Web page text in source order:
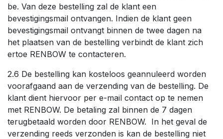
be. Van deze bestelling zal de klant een
bevestigingsmail ontvangen. Indien de klant geen
bevestigingsmail ontvangt binnen de twee dagen na
het plaatsen van de bestelling verbindt de klant zich
ertoe RENBOW te contacteren.
2.6 De bestelling kan kosteloos geannuleerd worden
voorafgaand aan de verzending van de bestelling. De
klant dient hiervoor per e-mail contact op te nemen
met RENBOW. De betaling zal binnen de 7 dagen
terugbetaald worden door RENBOW. In het geval de
verzending reeds verzonden is kan de bestelling niet